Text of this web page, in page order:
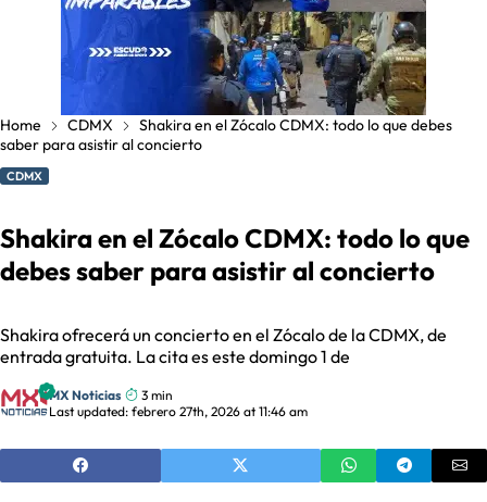
Home CDMX
Shakira en el Zócalo CDMX: todo lo que debes
saber para asistir al concierto
CDMX
Shakira en el Zócalo CDMX: todo lo que
debes saber para asistir al concierto
Shakira ofrecerá un concierto en el Zócalo de la CDMX, de
entrada gratuita. La cita es este domingo 1 de
MX Noticias
3 min
Last updated: febrero 27th, 2026 at 11:46 am